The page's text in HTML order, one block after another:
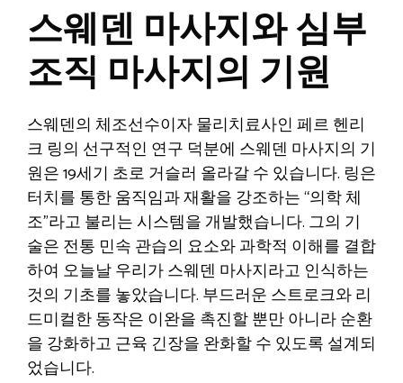
스웨덴 마사지와 심부
조직 마사지의 기원
스웨덴의 체조선수이자 물리치료사인 페르 헨리
크 링의 선구적인 연구 덕분에 스웨덴 마사지의 기
원은 19세기 초로 거슬러 올라갈 수 있습니다. 링은
터치를 통한 움직임과 재활을 강조하는 “의학 체
조”라고 불리는 시스템을 개발했습니다. 그의 기
술은 전통 민속 관습의 요소와 과학적 이해를 결합
하여 오늘날 우리가 스웨덴 마사지라고 인식하는
것의 기초를 놓았습니다. 부드러운 스트로크와 리
드미컬한 동작은 이완을 촉진할 뿐만 아니라 순환
을 강화하고 근육 긴장을 완화할 수 있도록 설계되
었습니다.